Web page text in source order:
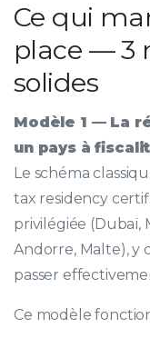
Ce qui
place — 3
solides
Modèle 1 — La
un pays à
Le schéma
tax residency
privilégiée (Dubaï,
Andorre, Malte), y
passer
Ce modèle